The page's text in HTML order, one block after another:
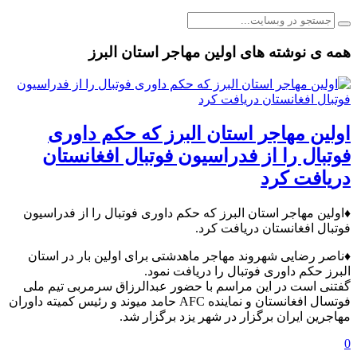
همه ی نوشته های اولین مهاجر استان البرز
اولین مهاجر استان البرز که حکم داوری
فوتبال را از فدراسیون فوتبال افغانستان
دریافت کرد
♦️اولین مهاجر استان البرز که حکم داوری فوتبال را از فدراسیون
فوتبال افغانستان دریافت کرد.
♦️ناصر رضایی شهروند مهاجر ماهدشتی برای اولین بار در استان
البرز حکم داوری فوتبال را دريافت نمود.
گفتنی است در این مراسم با حضور عبدالرزاق سرمربی تیم ملی
فوتسال افغانستان و نماینده AFC حامد میوند و رئیس کمیته داوران
مهاجرین ایران برگزار در شهر یزد برگزار شد.
0